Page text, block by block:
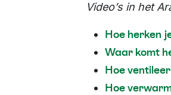
Video’s in het
Hoe herken
Waar komt
Hoe
Hoe